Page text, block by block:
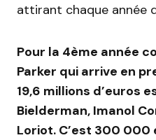
attirant chaque année
Pour la 4ème année
Parker qui arrive en
19,6 millions d’euros
Bielderman, Imanol
Loriot. C’est 300 000